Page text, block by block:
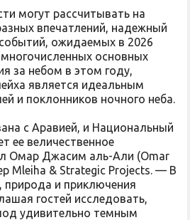
могут рассчитывать на
впечатлений, надежный
ожидаемых в 2026
основных
за небом в этом году,
является идеальным
и поклонников ночного неба.
с Аравией, и Национальный
ее величественное
Омар Джасим аль-Али (Omar
Mleiha & Strategic Projects. — В
природа и приключения
гостей исследовать,
удивительно темным